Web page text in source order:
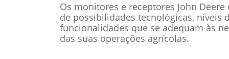
Os monitores e receptores John
de possibilidades tecnológicas, níveis
funcionalidades que se adequam às
das suas operações agrícolas.